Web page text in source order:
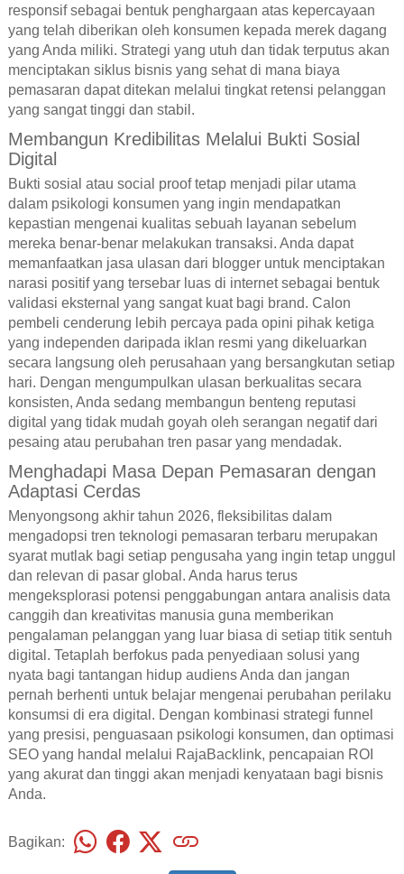
responsif sebagai bentuk penghargaan atas kepercayaan
yang telah diberikan oleh konsumen kepada merek dagang
yang Anda miliki. Strategi yang utuh dan tidak terputus akan
menciptakan siklus bisnis yang sehat di mana biaya
pemasaran dapat ditekan melalui tingkat retensi pelanggan
yang sangat tinggi dan stabil.
Membangun Kredibilitas Melalui Bukti Sosial
Digital
Bukti sosial atau social proof tetap menjadi pilar utama
dalam psikologi konsumen yang ingin mendapatkan
kepastian mengenai kualitas sebuah layanan sebelum
mereka benar-benar melakukan transaksi. Anda dapat
memanfaatkan jasa ulasan dari blogger untuk menciptakan
narasi positif yang tersebar luas di internet sebagai bentuk
validasi eksternal yang sangat kuat bagi brand. Calon
pembeli cenderung lebih percaya pada opini pihak ketiga
yang independen daripada iklan resmi yang dikeluarkan
secara langsung oleh perusahaan yang bersangkutan setiap
hari. Dengan mengumpulkan ulasan berkualitas secara
konsisten, Anda sedang membangun benteng reputasi
digital yang tidak mudah goyah oleh serangan negatif dari
pesaing atau perubahan tren pasar yang mendadak.
Menghadapi Masa Depan Pemasaran dengan
Adaptasi Cerdas
Menyongsong akhir tahun 2026, fleksibilitas dalam
mengadopsi tren teknologi pemasaran terbaru merupakan
syarat mutlak bagi setiap pengusaha yang ingin tetap unggul
dan relevan di pasar global. Anda harus terus
mengeksplorasi potensi penggabungan antara analisis data
canggih dan kreativitas manusia guna memberikan
pengalaman pelanggan yang luar biasa di setiap titik sentuh
digital. Tetaplah berfokus pada penyediaan solusi yang
nyata bagi tantangan hidup audiens Anda dan jangan
pernah berhenti untuk belajar mengenai perubahan perilaku
konsumsi di era digital. Dengan kombinasi strategi funnel
yang presisi, penguasaan psikologi konsumen, dan optimasi
SEO yang handal melalui RajaBacklink, pencapaian ROI
yang akurat dan tinggi akan menjadi kenyataan bagi bisnis
Anda.
Bagikan: